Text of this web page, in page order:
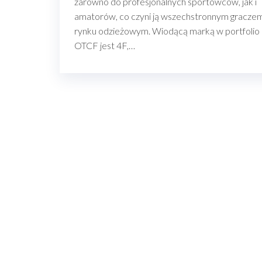
amatorów, co czyni ją wszechstronnym
rynku odzieżowym. Wiodącą marką w portfolio
OTCF jest 4F,…